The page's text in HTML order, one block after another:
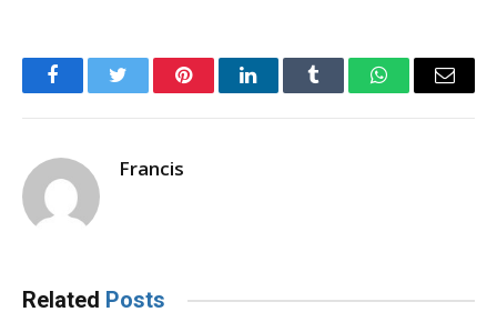
FacebookTwitter PinterestLinkedInTumblr WhatsAppEmail
Francis
Related Posts